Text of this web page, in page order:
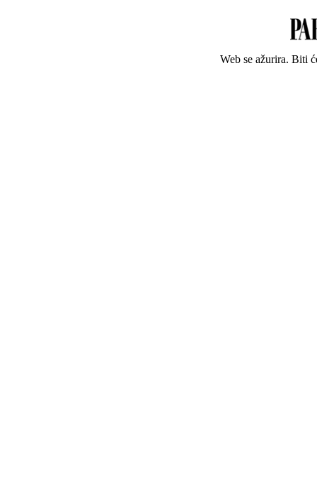
Web se ažurira. Biti